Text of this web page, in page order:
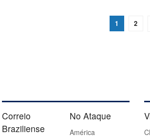
1 2
Correio
Braziliense
No Ataque
América